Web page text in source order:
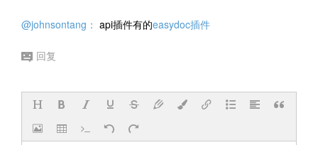
@johnsontang： api插件有的easydoc插件
回复